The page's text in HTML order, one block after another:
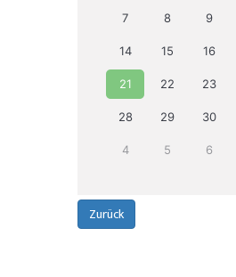
7 8 9
14 15 16
21 22 23
28 29 30
4 5 6
Zurück